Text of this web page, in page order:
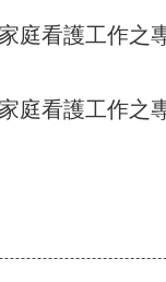
庭看護工作之
庭看護工作之